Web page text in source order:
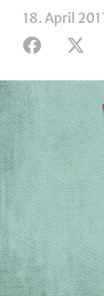
18. April